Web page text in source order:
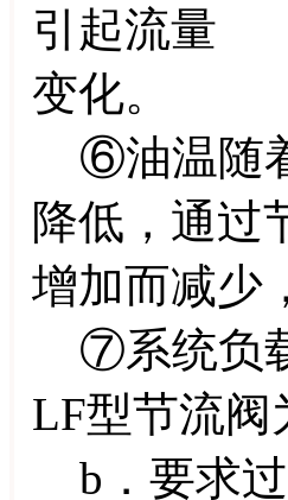
引起流量
变化。
⑥油温随
降低，通过
增加而减少
⑦系统负
LF型节流阀
b．要求过